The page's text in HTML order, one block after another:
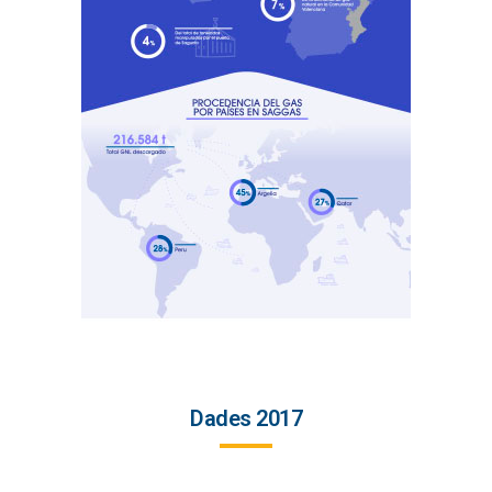
Dades 2017